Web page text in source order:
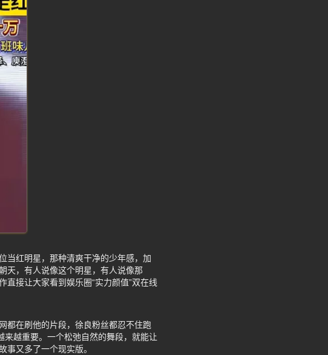
当红明星，那种清爽干净的少年感，加
天，有人说像这个明星，有人说像那
接让大家看到娱乐圈“实力颜值”双在线
都在刷他的片段，徐良粉丝都忍不住跑
来越重要。一个松弛自然的舞段，就能让
事又多了一个现实版。